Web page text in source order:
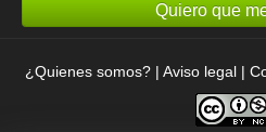
Quiero que
¿Quienes somos?| Aviso legal|